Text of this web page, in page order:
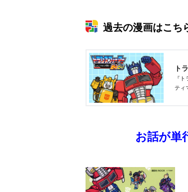
過去の漫画はこち
ト
『
ティ
お話が単